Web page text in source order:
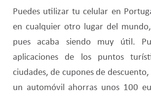
Puedes utilizar tu celular en
en cualquier otro lugar del
pues acaba siendo muy útil.
aplicaciones de los puntos
ciudades, de cupones de
un automóvil ahorras unos 100